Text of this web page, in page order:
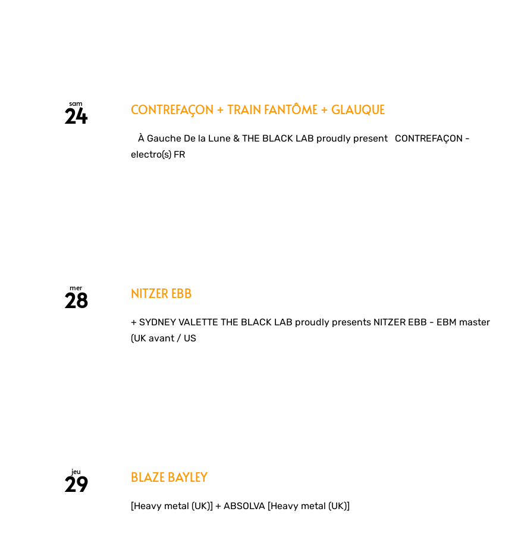
sam
24 CONTREFAÇON + TRAIN FANTÔME + GLAUQUE
À Gauche De la Lune & THE BLACK LAB proudly present CONTREFAÇON -
electro(s) FR
mer
28 NITZER EBB
+ SYDNEY VALETTE THE BLACK LAB proudly presents NITZER EBB - EBM master
(UK avant / US
jeu
29 BLAZE BAYLEY
[Heavy metal (UK)] + ABSOLVA [Heavy metal (UK)]